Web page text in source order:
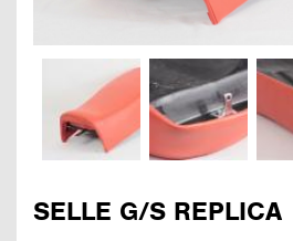
SELLE G/S REPLICA